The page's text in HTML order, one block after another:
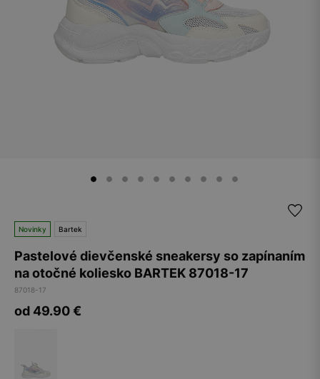
Novinky Bartek
Pastelové dievčenské sneakersy so zapínaním
na otočné koliesko BARTEK 87018-17
87018-17
od 49.90€